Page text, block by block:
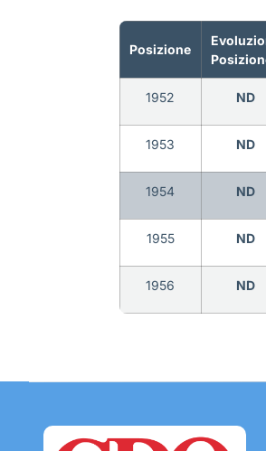
Posizione
1952 ND
1953 ND
1954 ND
1955 ND
1956 ND